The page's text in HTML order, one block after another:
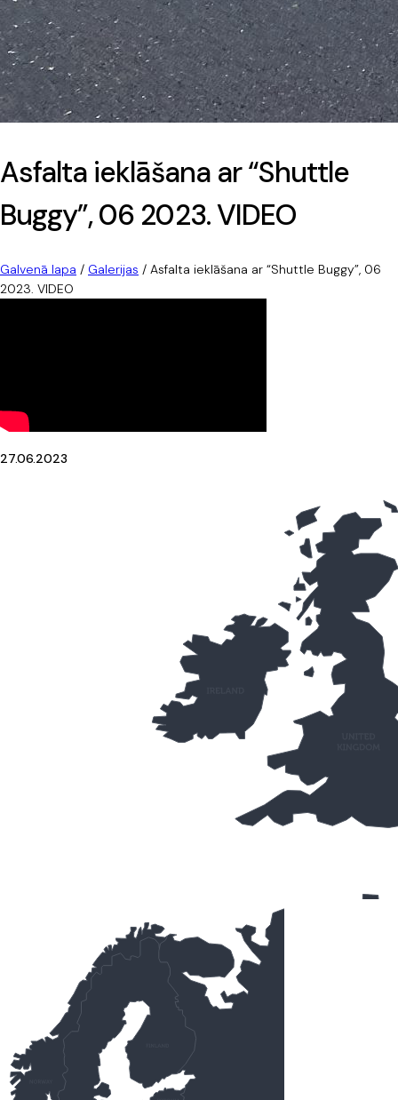
Asfalta ieklāšana ar “Shuttle
Buggy”, 06 2023. VIDEO
Galvenā lapa / Galerijas / Asfalta ieklāšana ar “Shuttle Buggy”, 06
2023. VIDEO
27.06.2023